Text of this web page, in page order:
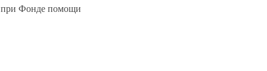
при Фонде помощи